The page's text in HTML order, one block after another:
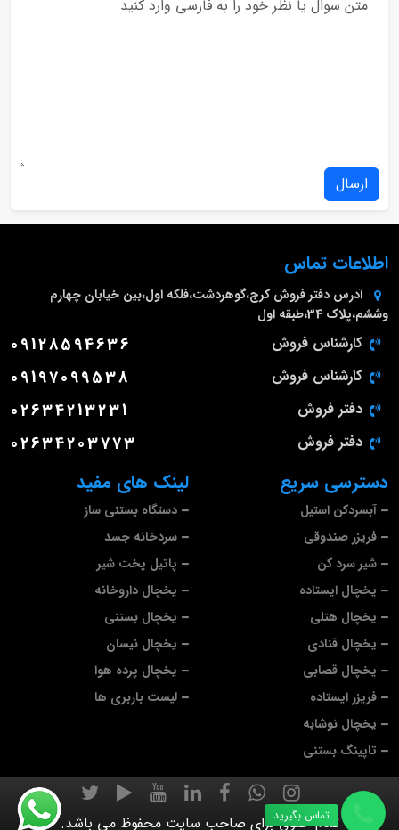
ارسال
لینک های مفید
دستگاه بستنی ساز
سردخانه جسد
پاتیل پخت شیر
یخچال داروخانه
یخچال بستنی
یخچال نیسان
یخچال پرده هوا
لیست باربری ها
دسترسی سریع
آبسردکن استیل
فریزر صندوقی
شیر سرد کن
یخچال ایستاده
یخچال هتلی
یخچال قنادی
یخچال قصابی
فریزر ایستاده
یخچال نوشابه
تاپینگ بستنی
اطلاعات تماس
آدرس دفتر فروش کرج،گوهردشت،فلکه اول،بین خیابان چهارم
وششم،پلاک 34،طبقه اول
کارشناس فروش 09128594636
کارشناس فروش 09197099538
دفتر فروش 02634213231
دفتر فروش 02634203773
تمام حقوق برای صاحب سایت محفوظ می باشد.
تماس بگیرید